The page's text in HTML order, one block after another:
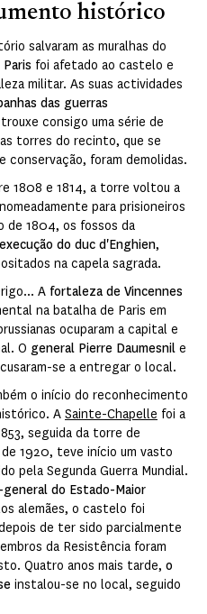
histórico
salvaram as muralhas do
foi afetado ao castelo e
militar. As suas actividades
das guerras
consigo uma série de
torres do recinto, que se
conservação, foram demolidas.
1808 e 1814, a torre voltou a
para prisioneiros
de 1804, os fossos da
execução do duc d'Enghien,
na capela sagrada.
A fortaleza de Vincennes
na batalha de Paris em
ocuparam a capital e
O general Pierre Daumesnil e
se a entregar o local.
o início do reconhecimento
A Sainte-Chapelle foi a
seguida da torre de
de 1920, teve início um vasto
pela Segunda Guerra Mundial.
do Estado-Maior
alemães, o castelo foi
de ter sido parcialmente
da Resistência foram
Quatro anos mais tarde, o
instalou-se no local, seguido